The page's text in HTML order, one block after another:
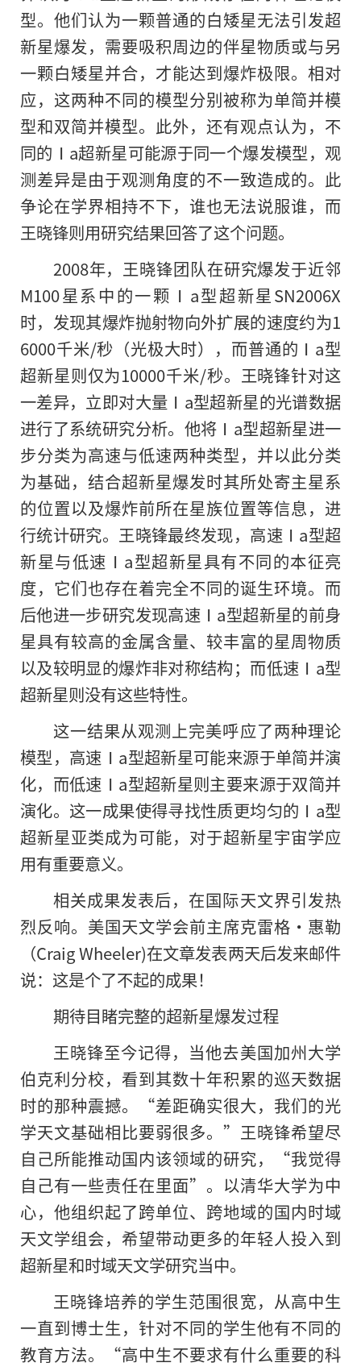
型。他们认为一颗普通的白矮星无法引发超
新星爆发，需要吸积周边的伴星物质或与另
一颗白矮星并合，才能达到爆炸极限。相对
应，这两种不同的模型分别被称为单简并模
型和双简并模型。此外，还有观点认为，不
同的Ⅰa超新星可能源于同一个爆发模型，观
测差异是由于观测角度的不一致造成的。此
争论在学界相持不下，谁也无法说服谁，而
王晓锋则用研究结果回答了这个问题。
2008年，王晓锋团队在研究爆发于近邻
M100星系中的一颗Ⅰa型超新星SN2006X
时，发现其爆炸抛射物向外扩展的速度约为1
6000千米/秒（光极大时），而普通的Ⅰa型
超新星则仅为10000千米/秒。王晓锋针对这
一差异，立即对大量Ⅰa型超新星的光谱数据
进行了系统研究分析。他将Ⅰa型超新星进一
步分类为高速与低速两种类型，并以此分类
为基础，结合超新星爆发时其所处寄主星系
的位置以及爆炸前所在星族位置等信息，进
行统计研究。王晓锋最终发现，高速Ⅰa型超
新星与低速Ⅰa型超新星具有不同的本征亮
度，它们也存在着完全不同的诞生环境。而
后他进一步研究发现高速Ⅰa型超新星的前身
星具有较高的金属含量、较丰富的星周物质
以及较明显的爆炸非对称结构；而低速Ⅰa型
超新星则没有这些特性。
这一结果从观测上完美呼应了两种理论
模型，高速Ⅰa型超新星可能来源于单简并演
化，而低速Ⅰa型超新星则主要来源于双简并
演化。这一成果使得寻找性质更均匀的Ⅰa型
超新星亚类成为可能，对于超新星宇宙学应
用有重要意义。
相关成果发表后，在国际天文界引发热
烈反响。美国天文学会前主席克雷格·惠勒
（Craig Wheeler)在文章发表两天后发来邮件
说：这是个了不起的成果！
期待目睹完整的超新星爆发过程
王晓锋至今记得，当他去美国加州大学
伯克利分校，看到其数十年积累的巡天数据
时的那种震撼。“差距确实很大，我们的光
学天文基础相比要弱很多。”王晓锋希望尽
自己所能推动国内该领域的研究，“我觉得
自己有一些责任在里面”。以清华大学为中
心，他组织起了跨单位、跨地域的国内时域
天文学组会，希望带动更多的年轻人投入到
超新星和时域天文学研究当中。
王晓锋培养的学生范围很宽，从高中生
一直到博士生，针对不同的学生他有不同的
教育方法。“高中生不要求有什么重要的科